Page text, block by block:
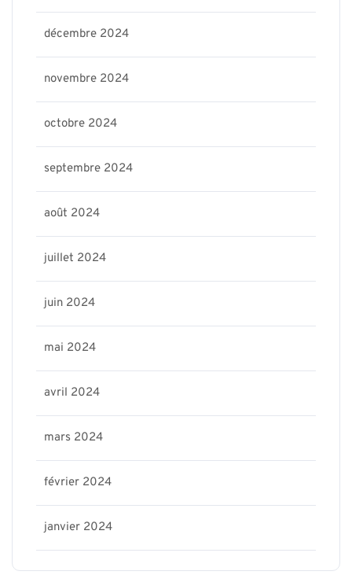
décembre 2024
novembre 2024
octobre 2024
septembre 2024
août 2024
juillet 2024
juin 2024
mai 2024
avril 2024
mars 2024
février 2024
janvier 2024